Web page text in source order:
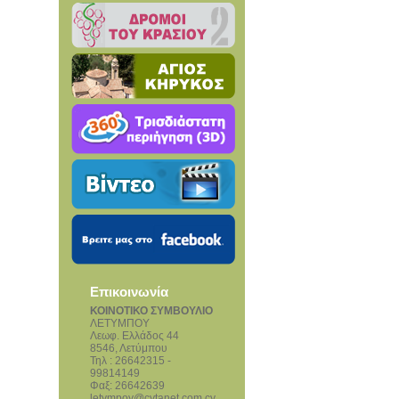
Επικοινωνία
ΚΟΙΝΟΤΙΚΟ ΣΥΜΒΟΥΛΙΟ
ΛΕΤΥΜΠΟΥ
Λεωφ. Ελλάδος 44
8546, Λετύμπου
Τηλ : 26642315 -
99814149
Φαξ: 26642639